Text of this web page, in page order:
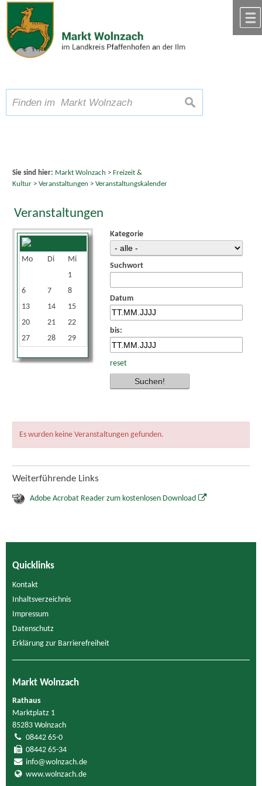
Zum Inhalt,zur Navigation
Schriftgröße A A A suchen
Sie sind hier: Markt Wolnzach > Freizeit &
Kultur> Veranstaltungen > Veranstaltungskalender
Veranstaltungen
April 2026
Mo
Di Mi
1
3 4
5
6
7 8
13
14 15 17 18
19
20
21 22 24 25
26
27
28 29
Kategorie
Suchwort
Datum
bis:
reset
Es wurden keine Veranstaltungen gefunden.
Weiterführende Links
Adobe Acrobat Reader zum kostenlosen Download
Quicklinks
Kontakt
Inhaltsverzeichnis
Impressum
Datenschutz
Erklärung zur Barrierefreiheit
Markt Wolnzach
Rathaus
Marktplatz 1
85283 Wolnzach
08442 65-0
08442 65-34
info@wolnzach.de
www.wolnzach.de